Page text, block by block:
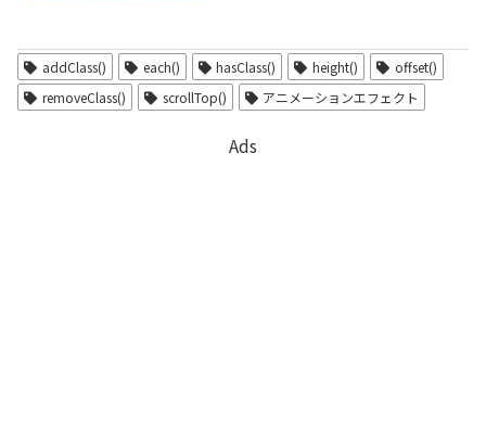
addClass() each() hasClass() height()
offset()
removeClass()
scrollTop() アニメーションエフェクト
Ads